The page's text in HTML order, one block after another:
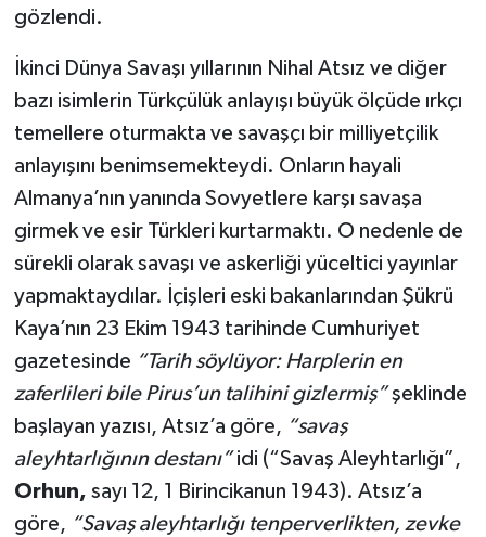
gözlendi.
İkinci Dünya Savaşı yıllarının Nihal Atsız ve diğer
bazı isimlerin Türkçülük anlayışı büyük ölçüde ırkçı
temellere oturmakta ve savaşçı bir milliyetçilik
anlayışını benimsemekteydi. Onların hayali
Almanya’nın yanında Sovyetlere karşı savaşa
girmek ve esir Türkleri kurtarmaktı. O nedenle de
sürekli olarak savaşı ve askerliği yüceltici yayınlar
yapmaktaydılar. İçişleri eski bakanlarından Şükrü
Kaya’nın 23 Ekim 1943 tarihinde Cumhuriyet
gazetesinde “Tarih söylüyor: Harplerin en
zaferlileri bile Pirus’un talihini gizlermiş”şeklinde
başlayan yazısı, Atsız’a göre, “savaş
aleyhtarlığının destanı”idi (“Savaş Aleyhtarlığı”,
Orhun, sayı 12, 1 Birincikanun 1943). Atsız’a
göre, “Savaş aleyhtarlığı tenperverlikten, zevke